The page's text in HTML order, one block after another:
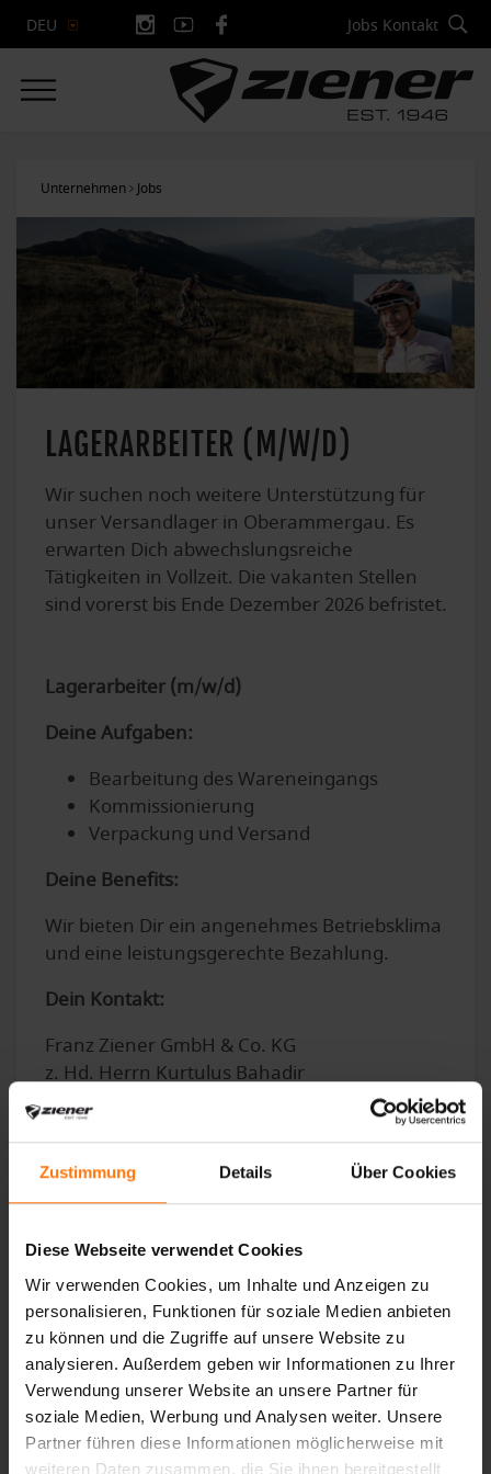
Zustimmung Details Über Cookies
Diese Webseite verwendet Cookies
Wir verwenden Cookies, um Inhalte und Anzeigen zu
personalisieren, Funktionen für soziale Medien anbieten
zu können und die Zugriffe auf unsere Website zu
analysieren. Außerdem geben wir Informationen zu Ihrer
Verwendung unserer Website an unsere Partner für
soziale Medien, Werbung und Analysen weiter. Unsere
Partner führen diese Informationen möglicherweise mit
weiteren Daten zusammen, die Sie ihnen bereitgestellt
DEU Jobs Kontakt
Unternehmen Jobs
LAGERARBEITER (M/W/D)
Wir suchen noch weitere Unterstützung für
unser Versandlager in Oberammergau. Es
erwarten Dich abwechslungsreiche
Tätigkeiten in Vollzeit. Die vakanten Stellen
sind vorerst bis Ende Dezember 2026 befristet.
Lagerarbeiter (m/w/d)
Deine Aufgaben:
Bearbeitung des Wareneingangs
Kommissionierung
Verpackung und Versand
Deine Benefits:
Wir bieten Dir ein angenehmes Betriebsklima
und eine leistungsgerechte Bezahlung.
Dein Kontakt:
Franz Ziener GmbH & Co. KG
z. Hd. Herrn Kurtulus Bahadir
Schwedengasse 5
82487 Oberammergau
Fühlst Du Dich angesprochen? Dann melde
dich unterbewerbung@ziener.de.
entsprechend den datenschutzrechtlichen Bestimmungen.
Weitere Informationen findest Du unter unseren
Datenschutz-Bestimmungen auf unserer Homepage.